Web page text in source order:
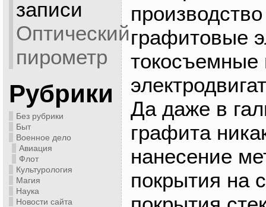
записи
Оптический
пирометр
Рубрики
Без рубрики
Быт
Военное дело
Авиация
Флот
Культурология
Магия
Наука
Новости сайта
графитовые
токосъемные
Да даже в
графита
нанесение
покрытия на